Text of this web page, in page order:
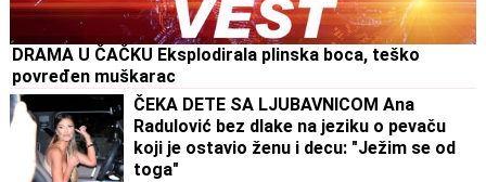
DRAMA U ČAČKU Eksplodirala plinska boca, teško
povređen muškarac
ČEKA DETE SA LJUBAVNICOM Ana
Radulović bez dlake na jeziku o pevaču
koji je ostavio ženu i decu: "Ježim se od
toga"